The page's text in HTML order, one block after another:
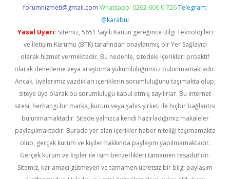
forumhizmeti@gmail.com Whatsapp: 0262 606 0 726 Telegram:
@karabul
Yasal Uyarı: Sitemiz, 5651 Sayılı Kanun gereğince Bilgi Teknolojileri
ve İletişim Kurumu (BTK) tarafından onaylanmış bir Yer Sağlayıcı
olarak hizmet vermektedir. Bu nedenle, sitedeki içerikleri proaktif
olarak denetleme veya araştırma yükümlülüğümüz bulunmamaktadır.
Ancak, üyelerimiz yazdıkları içeriklerin sorumluluğunu taşımakta olup,
siteye üye olarak bu sorumluluğu kabul etmiş sayılırlar. Bu internet
sitesi, herhangi bir marka, kurum veya şahıs şirketi ile hiçbir bağlantısı
bulunmamaktadır. Sitede yalnızca kendi hazırladığımız makaleler
paylaşılmaktadır. Burada yer alan içerikler haber niteliği taşımamakta
olup, gerçek kurum ve kişiler hakkında paylaşım yapılmamaktadır.
Gerçek kurum ve kişiler ile isim benzerlikleri tamamen tesadüfidir.
Sitemiz, kar amacı gütmeyen ve tamamen ücretsiz bir bilgi paylaşım